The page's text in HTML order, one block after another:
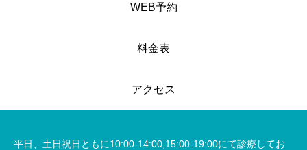
WEB予約
料金表
アクセス
平日、土日祝日ともに10:00-14:00,15:00-19:00にて診療してお